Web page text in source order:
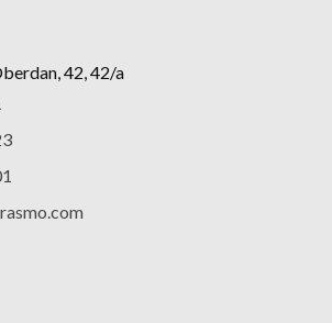
42, 42/a